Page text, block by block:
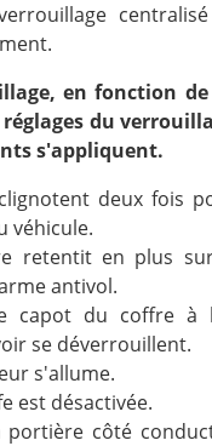
en fonction
du
s'appliquent.
deux fois
véhicule.
retentit en plus
antivol.
capot du coffre à
se déverrouillent.
s'allume.
est désactivée.
portière côté